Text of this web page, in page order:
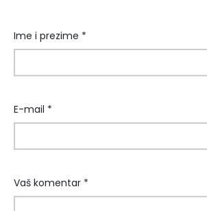
Ime i prezime *
E-mail *
Vaš komentar *